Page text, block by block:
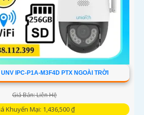
IPC-P1A-M3F4D PTX NGOÀI TRỜI
Giá Bán: Liên Hệ
Khuyến Mại: 1,436,500 ₫